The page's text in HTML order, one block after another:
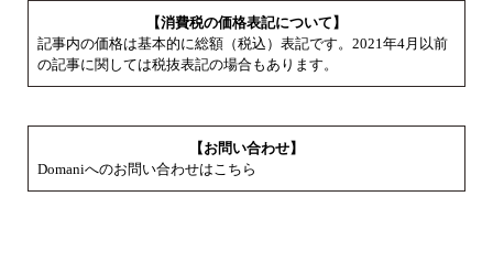
【消費税の価格表記について】
記事内の価格は基本的に総額（税込）表記です。2021年4月以前
の記事に関しては税抜表記の場合もあります。
【お問い合わせ】
Domaniへのお問い合わせはこちら